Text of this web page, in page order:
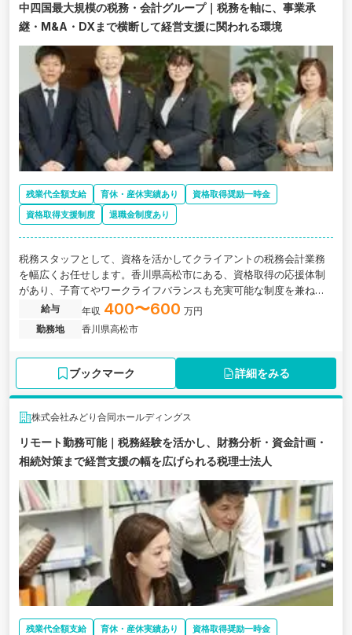
中四国最大規模の税務・会計グループ｜税務を軸に、事業承
継・M&A・DXまで横断して経営支援に関われる環境
残業代全額支給 育休・産休実績あり
資格取得奨励一時金
資格取得支援制度
退職金制度あり
税務スタッフとして、資格を活かしてクライアントの税務会計業務
を幅広くお任せします。香川県高松市にある、資格取得の応援体制
があり、子育てやワークライフバランスも充実可能な制度を兼ね備
えた中四国最大規模の税理士法人の求人です。
給与 年収 400〜600 万円
勤務地
香川県高松市
ブックマーク 詳細をみる
株式会社みどり合同ホールディングス
リモート勤務可能｜税務経験を活かし、財務分析・資金計画・
相続対策まで経営支援の幅を広げられる税理士法人
残業代全額支給 育休・産休実績あり
資格取得奨励一時金